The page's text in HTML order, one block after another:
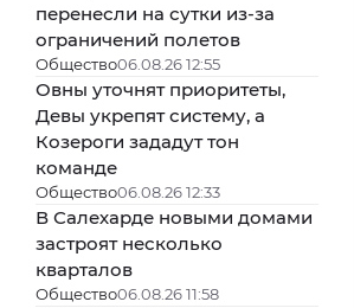
перенесли на сутки из-за
ограничений полетов
Общество06.08.26 12:55
Овны уточнят приоритеты,
Девы укрепят систему, а
Козероги зададут тон
команде
Общество06.08.26 12:33
В Салехарде новыми домами
застроят несколько
кварталов
Общество06.08.26 11:58